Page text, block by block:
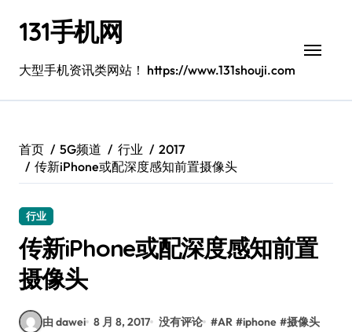
131手机网
大型手机资讯类网站！ https://www.131shouji.com
首页 5G频道 行业
2017
传新iPhone或配深度感知前置摄像头
行业
传新iPhone或配深度感知前置
摄像头
由 dawei 8 月 8, 2017 没有评论 #AR #iphone #摄像头